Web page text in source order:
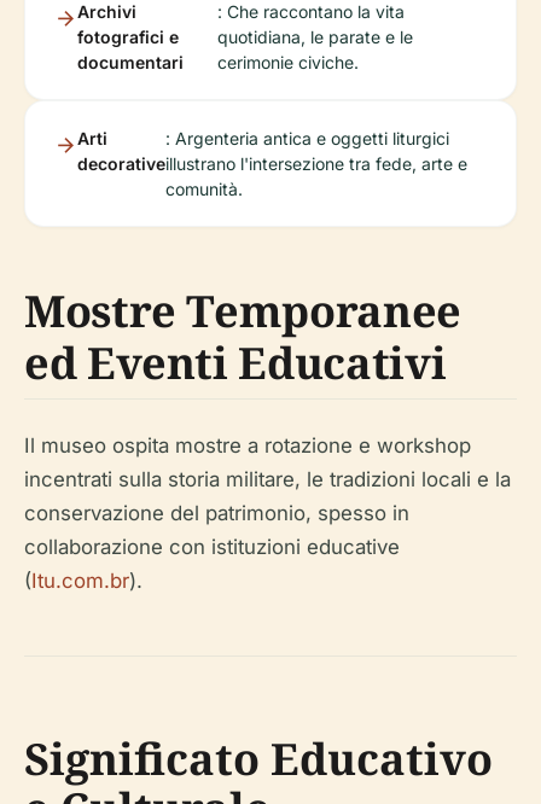
Archivi
fotografici e
documentari
: Che raccontano la vita
quotidiana, le parate e le
cerimonie civiche.
Arti
decorative
: Argenteria antica e oggetti liturgici
illustrano l'intersezione tra fede, arte e
comunità.
Mostre Temporanee
ed Eventi Educativi
Il museo ospita mostre a rotazione e workshop
incentrati sulla storia militare, le tradizioni locali e la
conservazione del patrimonio, spesso in
collaborazione con istituzioni educative
(Itu.com.br).
Significato Educativo